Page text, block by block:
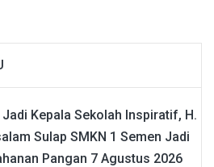
Kepala Sekolah Inspiratif, H.
Sulap SMKN 1 Semen Jadi
Pangan 7 Agustus 2026